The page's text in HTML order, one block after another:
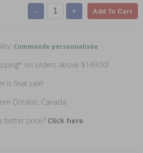
- + Add To Cart
Commande personnalisée
on orders above $149.00!
is final sale!
Ontario, Canada
better price? Click here